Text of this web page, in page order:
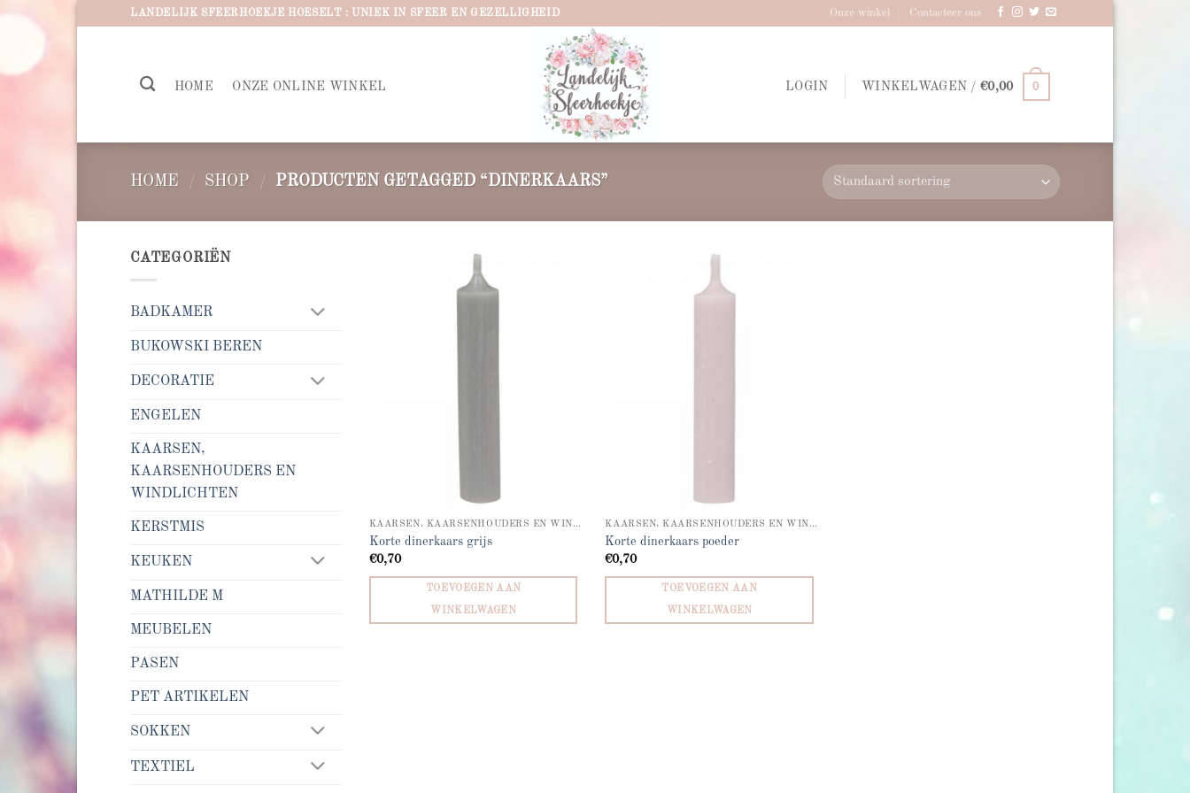
LANDELIJK SFEERHOEKJE HOESELT : UNIEK IN SFEER EN GEZELLIGHEID Onze winkel Contacteer ons
HOME ONZE ONLINE WINKEL LOGIN WINKELWAGEN /€0,00 0
HOME / SHOP / PRODUCTEN GETAGGED “DINERKAARS”
CATEGORIËN
BADKAMER
BUKOWSKI BEREN
DECORATIE
ENGELEN
KAARSEN,
KAARSENHOUDERS EN
WINDLICHTEN
KERSTMIS
KEUKEN
MATHILDE M
MEUBELEN
PASEN
PET ARTIKELEN
SOKKEN
TEXTIEL
KAARSEN, KAARSENHOUDERS EN WINDLICHTEN
Korte dinerkaars grijs
€0,70
TOEVOEGEN AAN
WINKELWAGEN
KAARSEN, KAARSENHOUDERS EN WINDLICHTEN
Korte dinerkaars poeder
€0,70
TOEVOEGEN AAN
WINKELWAGEN